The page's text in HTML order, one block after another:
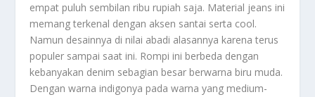
empat puluh sembilan ribu rupiah saja. Material jeans ini
memang terkenal dengan aksen santai serta cool.
Namun desainnya di nilai abadi alasannya karena terus
populer sampai saat ini. Rompi ini berbeda dengan
kebanyakan denim sebagian besar berwarna biru muda.
Dengan warna indigonya pada warna yang medium-